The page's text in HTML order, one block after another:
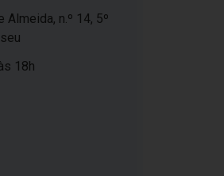
n.º 14, 5º
18h